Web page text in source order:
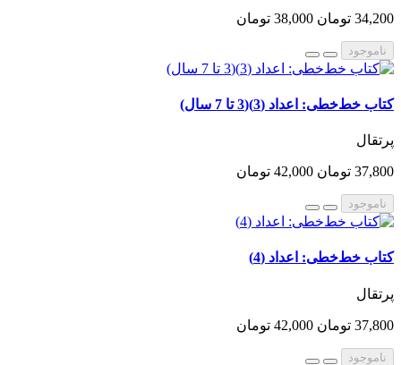
34,200 تومان 38,000 تومان
ناموجود
کتاب خط‌خطی: اعداد (3)(3 تا 7 سال)
پرتقال
37,800 تومان 42,000 تومان
ناموجود
کتاب خط‌خطی: اعداد (4)
پرتقال
37,800 تومان 42,000 تومان
ناموجود